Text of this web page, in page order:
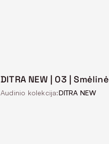
DITRA NEW | 03 | Smėlinė
Audinio kolekcija:DITRA NEW